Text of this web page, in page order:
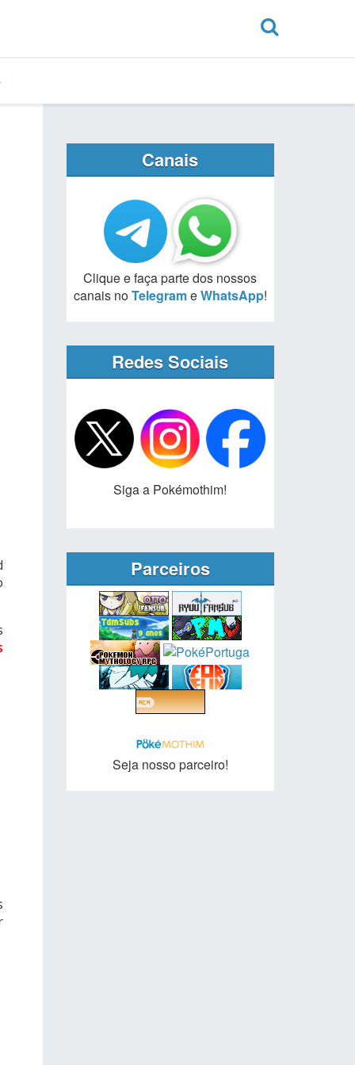
Canais
Clique e faça parte dos nossos
canais noTelegrameWhatsApp!
Redes Sociais
Siga a Pokémothim!
Parceiros
Seja nosso parceiro!